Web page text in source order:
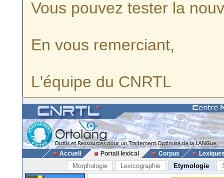
Vous pouvez tester la
En vous remerciant,
L'équipe du CNRTL
Accueil Portail lexical Corpus
Morphologie Lexicographie Etymologie